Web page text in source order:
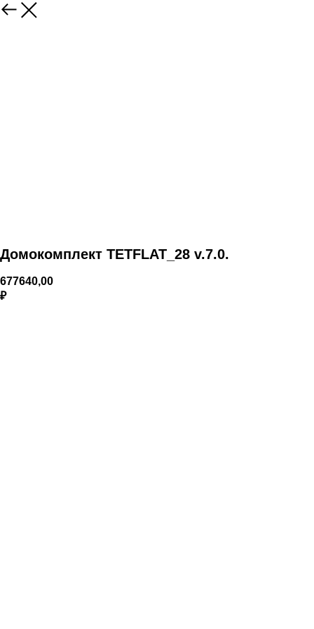
Домокомплект TETFLAT_28 v.7.0.
677640,00
₽